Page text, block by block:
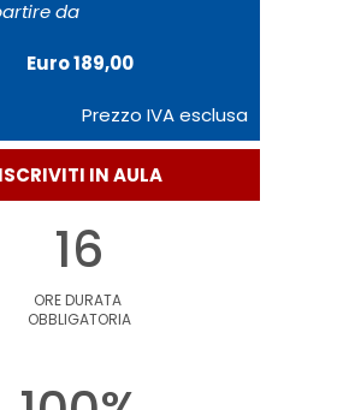
da
Euro 189,00
Prezzo IVA esclusa
ISCRIVITI IN AULA
16
ORE DURATA
OBBLIGATORIA